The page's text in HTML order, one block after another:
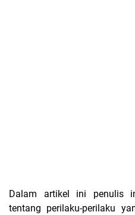
Dalam artikel ini penulis
tentang perilaku-perilaku